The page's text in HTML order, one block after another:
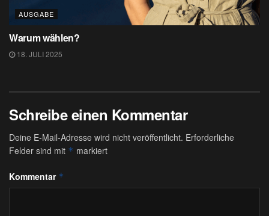
AUSGABE
Warum wählen?
18. JULI 2025
Schreibe einen Kommentar
Deine E-Mail-Adresse wird nicht veröffentlicht. Erforderliche
Felder sind mit * markiert
Kommentar *